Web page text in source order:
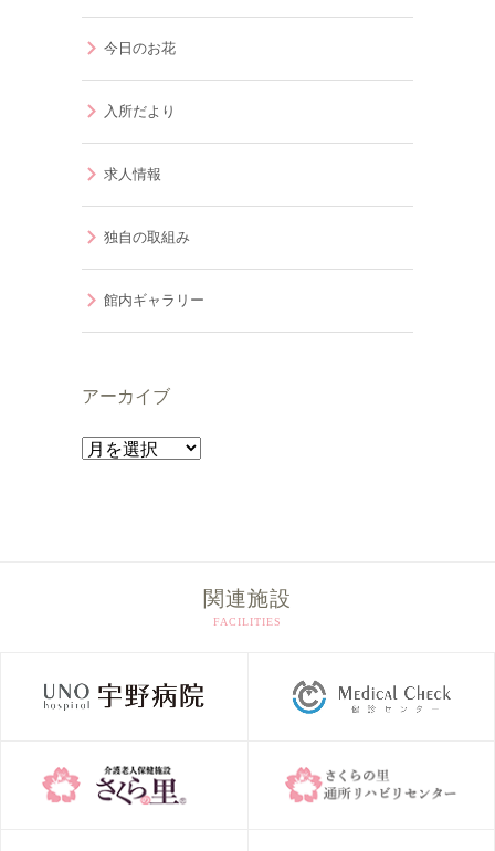
今日のお花
入所だより
求人情報
独自の取組み
館内ギャラリー
アーカイブ
ア
関連施設
FACILITIES